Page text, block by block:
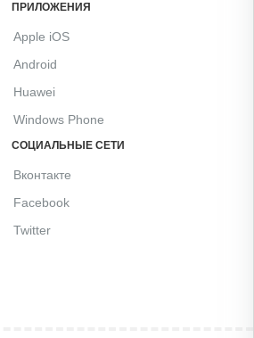
ПРИЛОЖЕНИЯ
Apple iOS
Android
Huawei
Windows Phone
СОЦИАЛЬНЫЕ СЕТИ
Вконтакте
Facebook
Twitter